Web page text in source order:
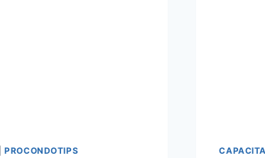
|PROCONDOTIPS